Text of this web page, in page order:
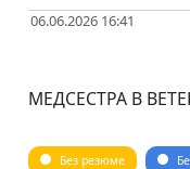
06.06.2026 16:41
МЕДСЕСТРА В
Без резюме